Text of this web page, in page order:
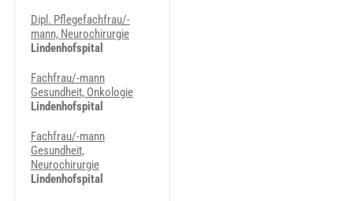
Dipl. Pflegefachfrau/-
mann, Neurochirurgie
Lindenhofspital
Fachfrau/-mann
Gesundheit, Onkologie
Lindenhofspital
Fachfrau/-mann
Gesundheit,
Neurochirurgie
Lindenhofspital